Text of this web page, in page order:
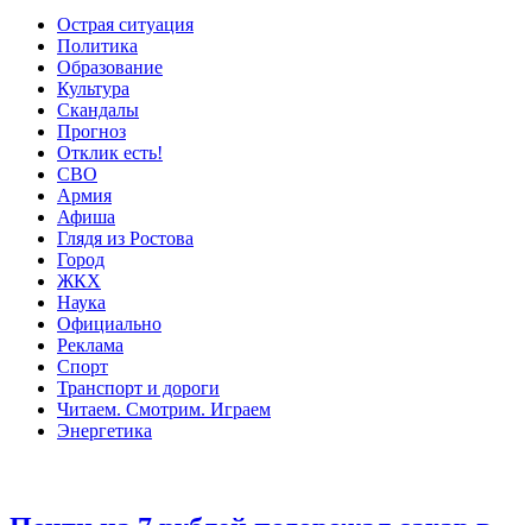
Острая ситуация
Политика
Образование
Культура
Скандалы
Прогноз
Отклик есть!
СВО
Армия
Афиша
Глядя из Ростова
Город
ЖКХ
Наука
Официально
Реклама
Спорт
Транспорт и дороги
Читаем. Смотрим. Играем
Энергетика